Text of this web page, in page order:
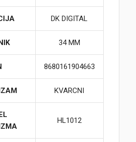
DK DIGITAL
34 MM
8680161904663
KVARCNI
HL1012